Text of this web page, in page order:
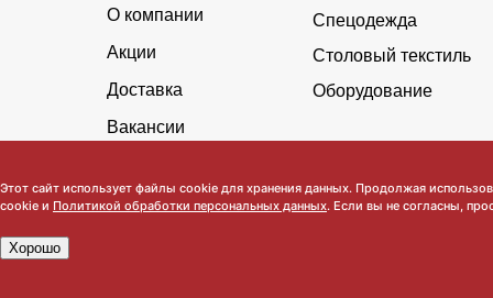
О компании
Акции
Доставка
Вакансии
Спецодежда
Столовый текстиль
Оборудование
Обратите внимание, что данный сайт носит исключительно
Этот сайт использует файлы cookie для хранения данных. Продолжая
cookie и Политикой обработки персональных данных. Если вы не согласны,
Хорошо